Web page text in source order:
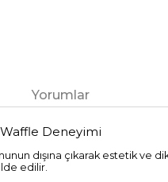
Yorumlar
Deneyimi
dışına çıkarak estetik ve
edilir.